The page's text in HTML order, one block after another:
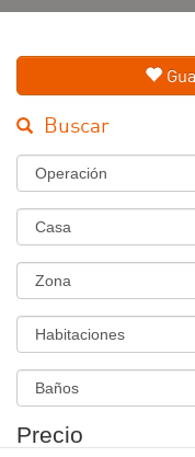
Buscar
Régimen
Tipo
de
Inmueble
Zona
Habitaciones
Banos
Precio